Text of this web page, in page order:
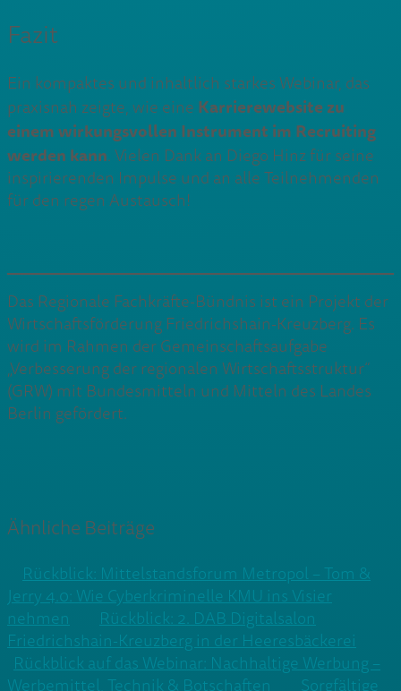
Fazit
Ein kompaktes und inhaltlich starkes Webinar, das
praxisnah zeigte, wie eine Karrierewebsite zu
einem wirkungsvollen Instrument im Recruiting
werden kann. Vielen Dank an Diego Hinz für seine
inspirierenden Impulse und an alle Teilnehmenden
für den regen Austausch!
Das Regionale Fachkräfte-Bündnis ist ein Projekt der
Wirtschaftsförderung Friedrichshain-Kreuzberg. Es
wird im Rahmen der Gemeinschaftsaufgabe
„Verbesserung der regionalen Wirtschaftsstruktur“
(GRW) mit Bundesmitteln und Mitteln des Landes
Berlin gefördert.
Ähnliche Beiträge
Rückblick: Mittelstandsforum Metropol – Tom &
Jerry 4.0: Wie Cyberkriminelle KMU ins Visier
nehmen
Rückblick: 2. DAB Digitalsalon
Friedrichshain-Kreuzberg in der Heeresbäckerei
Rückblick auf das Webinar: Nachhaltige Werbung –
Werbemittel, Technik & Botschaften
Sorgfältige